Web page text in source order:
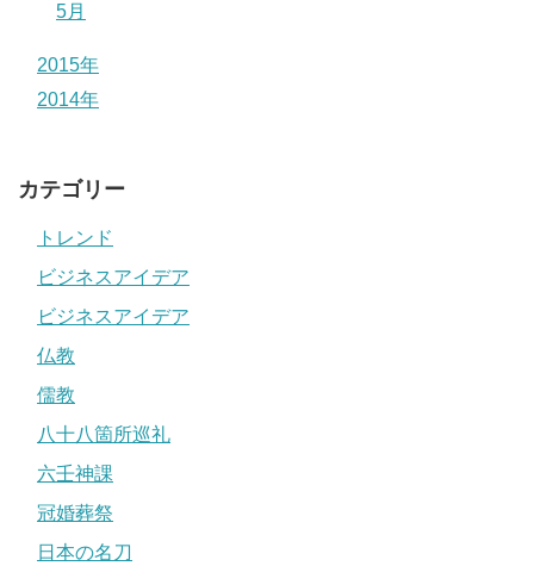
5月
2015年
2014年
カテゴリー
トレンド
ビジネスアイデア
ビジネスアイデア
仏教
儒教
八十八箇所巡礼
六壬神課
冠婚葬祭
日本の名刀